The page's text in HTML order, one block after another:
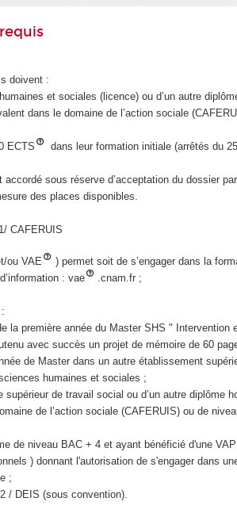
doivent :
et sociales (licence) ou d’un autre
dans le domaine de l’action sociale
ECTS
dans leur formation initiale (arrêtés du
sous réserve d’acceptation du dossier
des places disponibles.
CAFERUIS
ou VAE
) permet soit de s’engager dans la
: vae
.cnam.fr ;
la première année du Master SHS " Intervention
avec succès un projet de mémoire de 60
de Master dans un autre établissement
humaines et sociales ;
de travail social ou d’un autre diplôme
de l’action sociale (CAFERUIS) ou de
de niveau BAC + 4 et ayant bénéficié d'une
) donnant l'autorisation de s'engager dans
;
/ DEIS (sous convention).